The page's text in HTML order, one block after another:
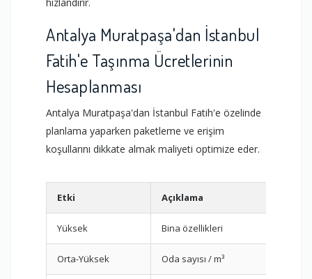
Antalya Muratpaşa'dan İstanbul
Fatih'e Taşınma Ücretlerinin
Hesaplanması
Antalya Muratpaşa'dan İstanbul Fatih'e özelinde
planlama yaparken paketleme ve erişim
koşullarını dikkate almak maliyeti optimize eder.
Etki Açıklama
Yüksek Bina özellikleri
Orta-Yüksek Oda sayısı / m³